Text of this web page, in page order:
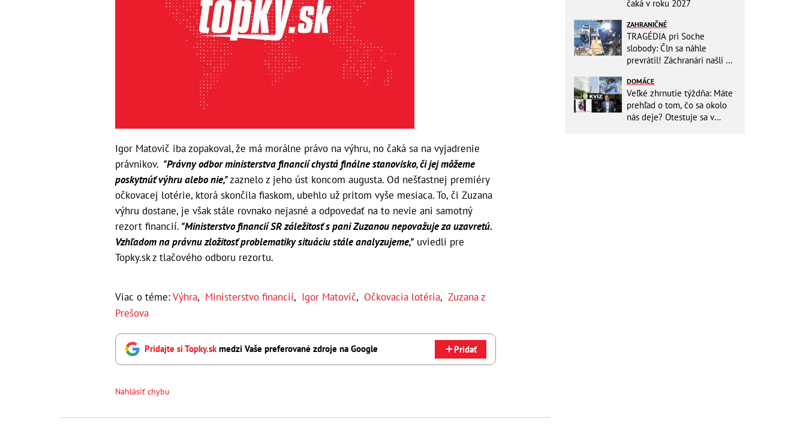
Igor Matovič iba zopakoval, že má morálne právo na výhru, no čaká sa na vyjadrenie
právnikov. "Právny odbor ministerstva financií chystá finálne stanovisko, či jej môžeme
poskytnúť výhru alebo nie,"zaznelo z jeho úst koncom augusta. Od nešťastnej premiéry
očkovacej lotérie, ktorá skončila fiaskom, ubehlo už pritom vyše mesiaca. To, či Zuzana
výhru dostane, je však stále rovnako nejasné a odpovedať na to nevie ani samotný
rezort financií. "Ministerstvo financií SR záležitosť s pani Zuzanou nepovažuje za uzavretú.
Vzhľadom na právnu zložitosť problematiky situáciu stále analyzujeme," uviedli pre
Topky.sk z tlačového odboru rezortu.
Viac o téme:Výhra, Ministerstvo financií, Igor Matovič, Očkovacia lotéria, Zuzana z
Prešova
Pridajte si Topky.skmedzi Vaše preferované zdroje na Google Pridať
Nahlásiť chybu
čaká v roku 2027
ZAHRANIČNÉ
TRAGÉDIA pri Soche
slobody: Čln sa náhle
prevrátil! Záchranári našli vo
BÁBÄTKA
DOMÁCE
Veľké zhrnutie týždňa: Máte
prehľad o tom, čo sa okolo
nás deje? Otestuje sa v